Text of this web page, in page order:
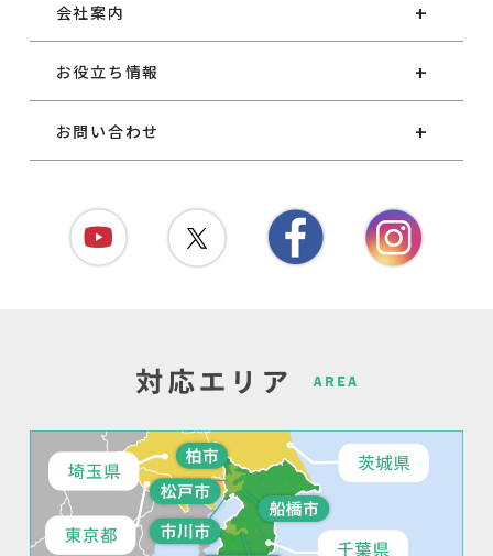
会社案内
お役立ち情報
お問い合わせ